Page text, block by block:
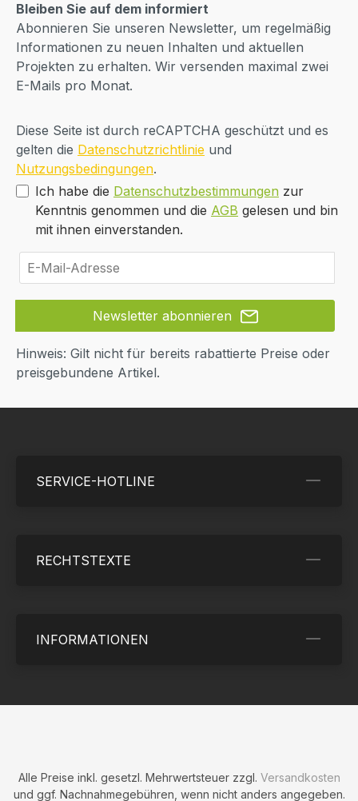
Bleiben Sie auf dem informiert
Abonnieren Sie unseren Newsletter, um regelmäßig
Informationen zu neuen Inhalten und aktuellen
Projekten zu erhalten. Wir versenden maximal zwei
E-Mails pro Monat.
Diese Seite ist durch reCAPTCHA geschützt und es
gelten die Datenschutzrichtlinie und
Nutzungsbedingungen.
Ich habe die Datenschutzbestimmungen zur
Kenntnis genommen und die AGB gelesen und bin
mit ihnen einverstanden.
Newsletter abonnieren
Hinweis: Gilt nicht für bereits rabattierte Preise oder
preisgebundene Artikel.
SERVICE-HOTLINE
RECHTSTEXTE
INFORMATIONEN
Alle Preise inkl. gesetzl. Mehrwertsteuer zzgl. Versandkosten
und ggf. Nachnahmegebühren, wenn nicht anders angegeben.